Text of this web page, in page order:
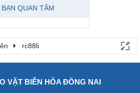
QUAN TÂM
rc88li
VẶT BIÊN HÒA ĐỒNG NAI